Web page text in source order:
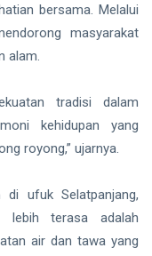
bersama. Melalui
masyarakat
alam.
tradisi dalam
kehidupan yang
royong,” ujarnya.
ufuk Selatpanjang,
lebih terasa adalah
air dan tawa yang